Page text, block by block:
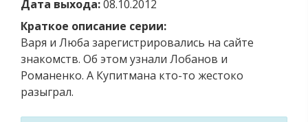
Дата выхода:08.10.2012
Краткое описание серии:
Варя и Люба зарегистрировались на сайте
знакомств. Об этом узнали Лобанов и
Романенко. А Купитмана кто-то жестоко
разыграл.